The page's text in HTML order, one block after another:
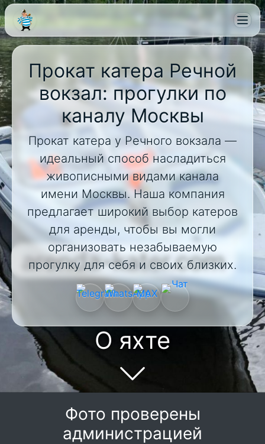
Прокат катера Речной
вокзал: прогулки по
каналу Москвы
Прокат катера у Речного вокзала —
идеальный способ насладиться
живописными видами канала
имени Москвы. Наша компания
предлагает широкий выбор катеров
для аренды, чтобы вы могли
организовать незабываемую
прогулку для себя и своих близких.
О яхте
Фото проверены
администрацией